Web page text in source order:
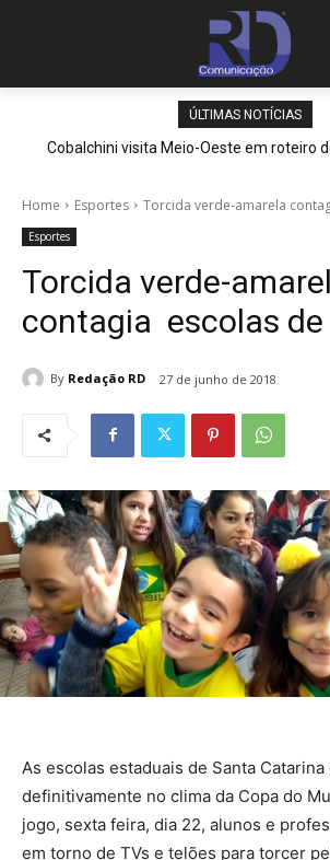
ÚLTIMAS NOTÍCIAS
Cobalchini visita Meio-Oeste em roteiro
Home Esportes Torcida verde-amarela
Esportes
Torcida verde-
contagia escolas de
By Redação RD 27 de junho de 2018
As escolas estaduais de Santa Catarina
definitivamente no clima da Copa do
jogo, sexta feira, dia 22, alunos e
em torno de TVs e telões para torcer